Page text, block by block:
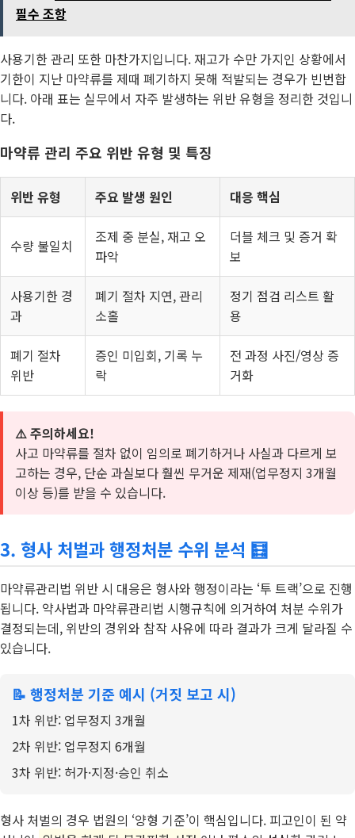
필수 조항
사용기한 관리 또한 마찬가지입니다. 재고가 수만 가지인 상황에서
기한이 지난 마약류를 제때 폐기하지 못해 적발되는 경우가 빈번합
니다. 아래 표는 실무에서 자주 발생하는 위반 유형을 정리한 것입니
다.
마약류 관리 주요 위반 유형 및 특징
위반 유형 주요 발생 원인 대응 핵심
수량 불일치
조제 중 분실, 재고 오
파악
더블 체크 및 증거 확
보
사용기한 경
과
폐기 절차 지연, 관리
소홀
정기 점검 리스트 활
용
폐기 절차
위반
증인 미입회, 기록 누
락
전 과정 사진/영상 증
거화
⚠️ 주의하세요!
사고 마약류를 절차 없이 임의로 폐기하거나 사실과 다르게 보
고하는 경우, 단순 과실보다 훨씬 무거운 제재(업무정지 3개월
이상 등)를 받을 수 있습니다.
3. 형사 처벌과 행정처분 수위 분석 🧮
마약류관리법 위반 시 대응은 형사와 행정이라는 ‘투 트랙’으로 진행
됩니다. 약사법과 마약류관리법 시행규칙에 의거하여 처분 수위가
결정되는데, 위반의 경위와 참작 사유에 따라 결과가 크게 달라질 수
있습니다.
📝 행정처분 기준 예시 (거짓 보고 시)
1차 위반: 업무정지 3개월
2차 위반: 업무정지 6개월
3차 위반: 허가·지정·승인 취소
형사 처벌의 경우 법원의 ‘양형 기준’이 핵심입니다. 피고인이 된 약